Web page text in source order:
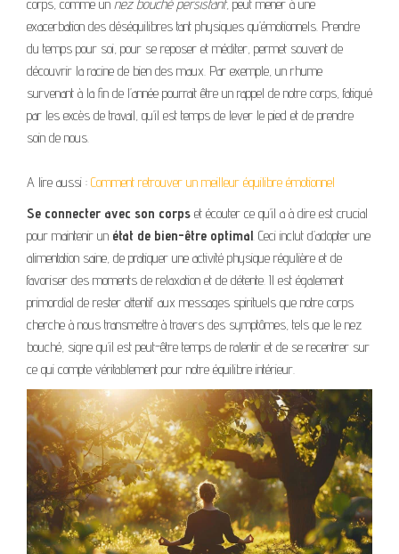
corps, comme un nez bouché persistant, peut mener à une
exacerbation des déséquilibres tant physiques qu’émotionnels. Prendre
du temps pour soi, pour se reposer et méditer, permet souvent de
découvrir la racine de bien des maux. Par exemple, un rhume
survenant à la fin de l’année pourrait être un rappel de notre corps, fatigué
par les excès de travail, qu’il est temps de lever le pied et de prendre
soin de nous.
A lire aussi : Comment retrouver un meilleur équilibre émotionnel
Se connecter avec son corps et écouter ce qu’il a à dire est crucial
pour maintenir un état de bien-être optimal. Ceci inclut d’adopter une
alimentation saine, de pratiquer une activité physique régulière et de
favoriser des moments de relaxation et de détente. Il est également
primordial de rester attentif aux messages spirituels que notre corps
cherche à nous transmettre à travers des symptômes, tels que le nez
bouché, signe qu’il est peut-être temps de ralentir et de se recentrer sur
ce qui compte véritablement pour notre équilibre intérieur.